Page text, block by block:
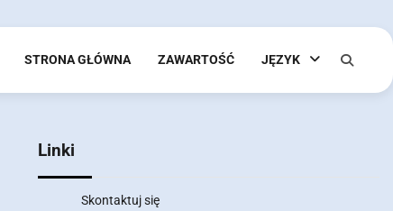
STRONA GŁÓWNA ZAWARTOŚĆ JĘZYK
Linki
Skontaktuj się